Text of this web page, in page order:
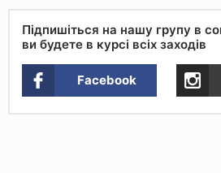
Підпишіться на нашу групу в
ви будете в курсі всіх заходів
Facebook